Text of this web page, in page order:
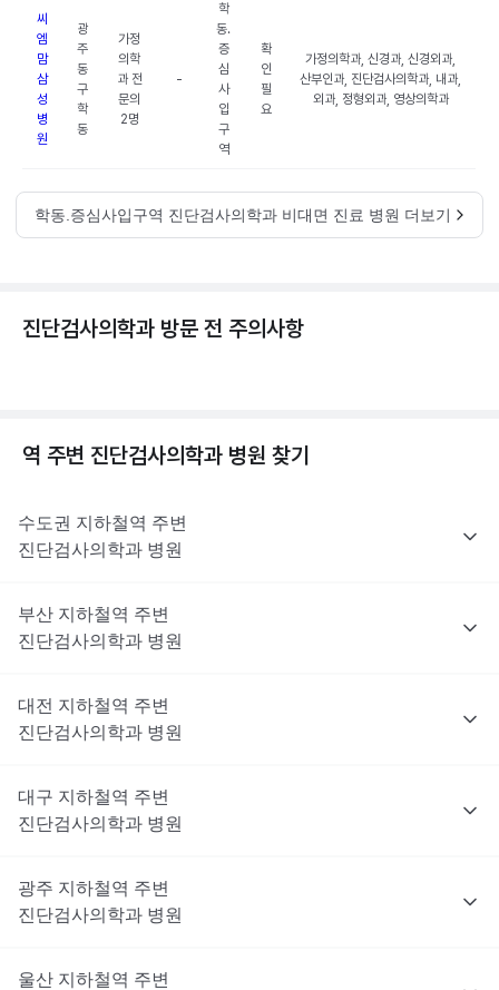
씨
엠
맘
삼
성
병
원
광
주
동
구
학
동
가정
의학
과 전
문의
2명
-
학
동.
증
심
사
입
구
역
확
인
필
요
가정의학과, 신경과, 신경외과,
산부인과, 진단검사의학과, 내과,
외과, 정형외과, 영상의학과
학동.증심사입구역 진단검사의학과 비대면 진료 병원 더보기
진단검사의학과 방문 전 주의사항
역 주변 진단검사의학과 병원 찾기
수도권 지하철역 주변
진단검사의학과 병원
부산 지하철역 주변
진단검사의학과 병원
대전 지하철역 주변
진단검사의학과 병원
대구 지하철역 주변
진단검사의학과 병원
광주 지하철역 주변
진단검사의학과 병원
울산 지하철역 주변